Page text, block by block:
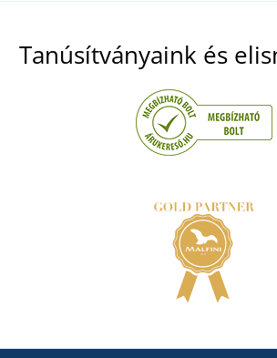
Tanúsítványaink és